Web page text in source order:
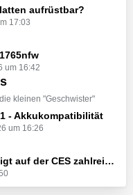
aufrüstbar?
17:03
um 16:42
kleinen "Geschwister"
- Akkukompatibilität
um 16:26
Alienware-Neuheiten an